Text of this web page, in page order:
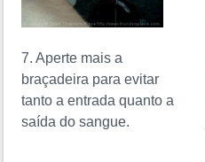
7. Aperte mais a
braçadeira para evitar
tanto a entrada quanto a
saída do sangue.